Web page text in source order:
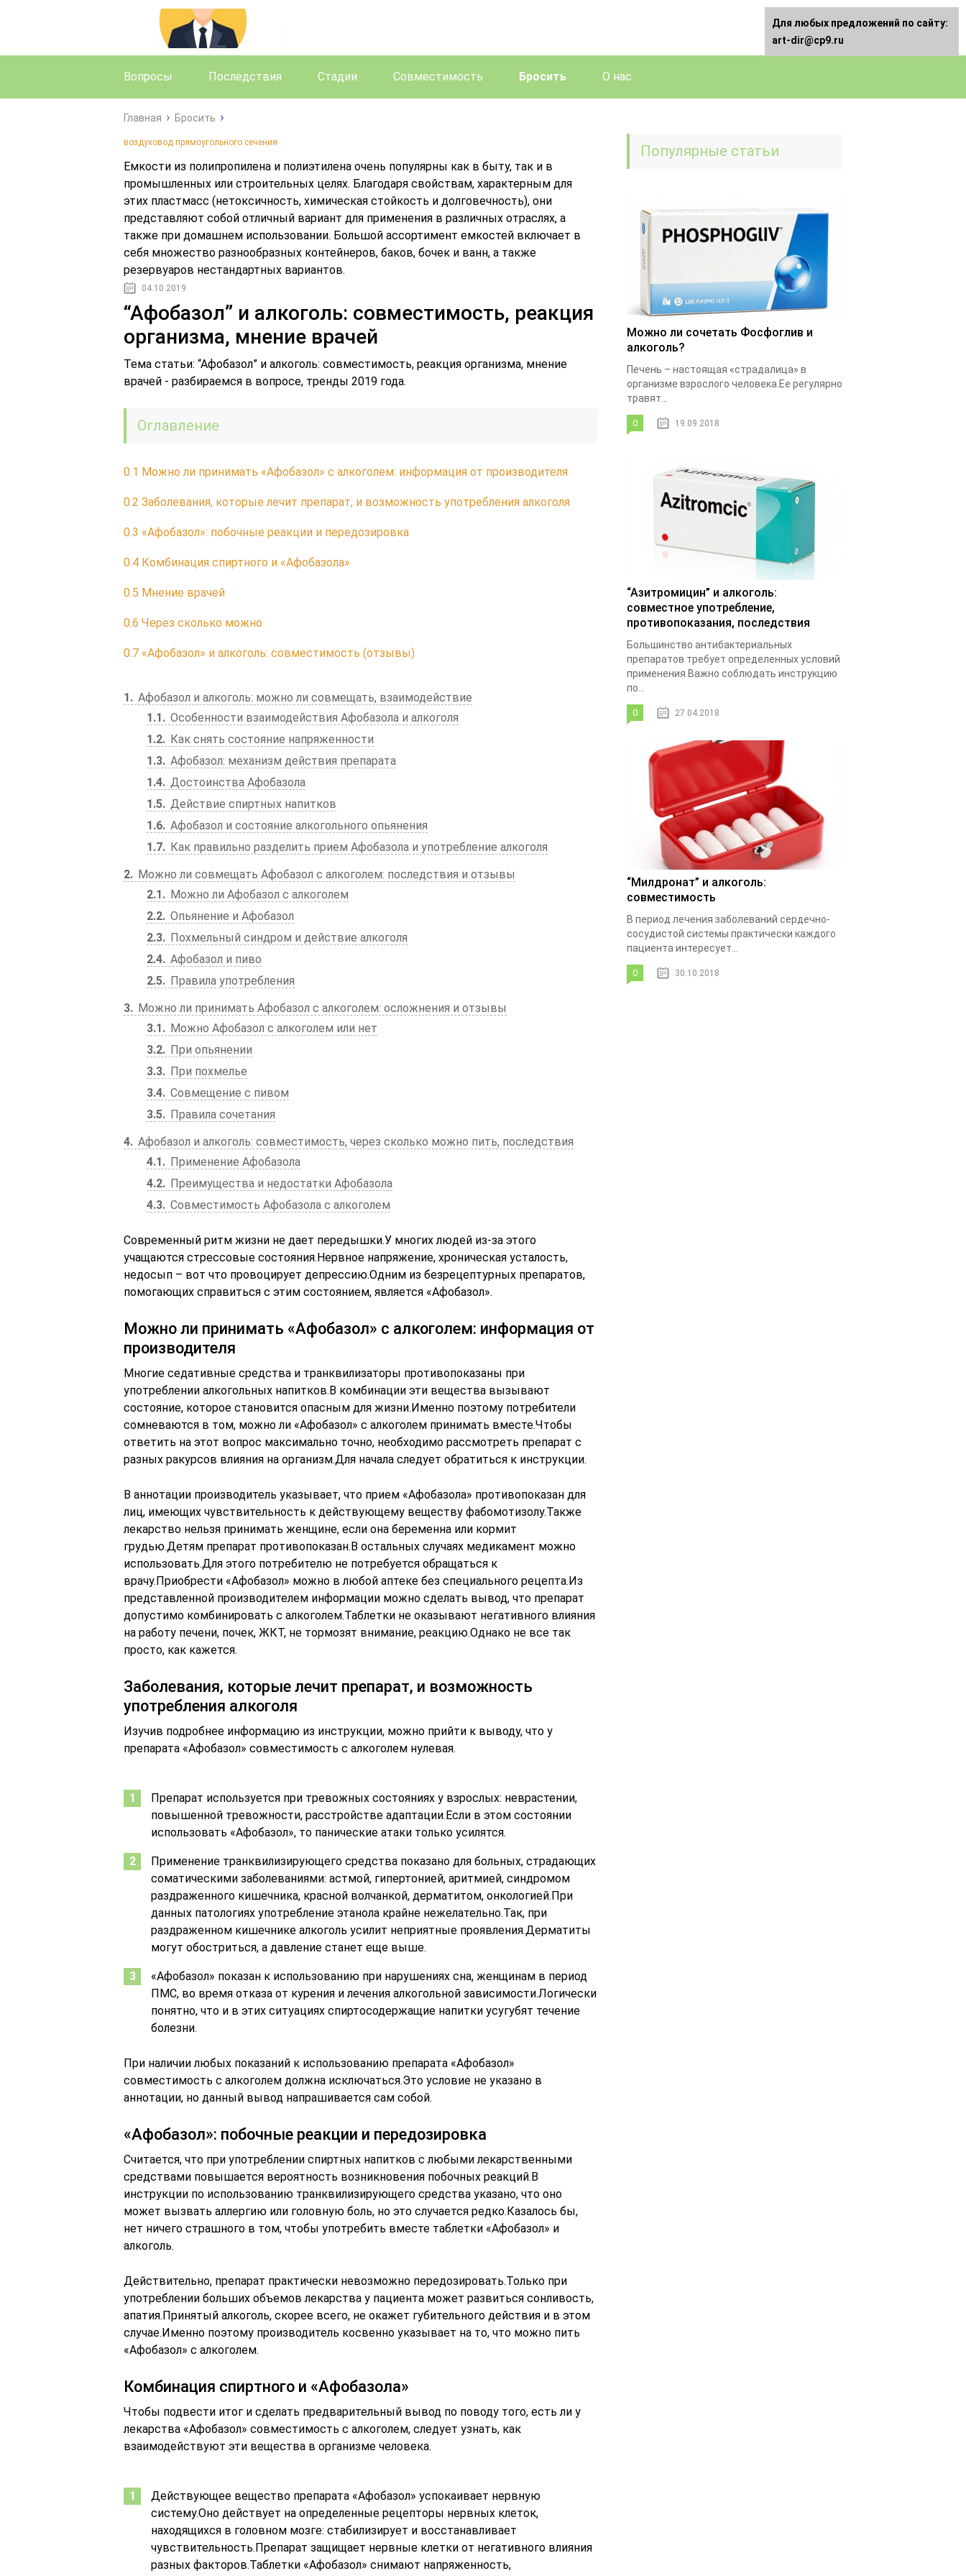
Вопросы Последствия Стадии Совместимость Бросить О нас
Главная Бросить
воздуховод прямоугольного сечения
Емкости из полипропилена и полиэтилена очень популярны как в быту, так и в
промышленных или строительных целях. Благодаря свойствам, характерным для
этих пластмасс (нетоксичность, химическая стойкость и долговечность), они
представляют собой отличный вариант для применения в различных отраслях, а
также при домашнем использовании. Большой ассортимент емкостей включает в
себя множество разнообразных контейнеров, баков, бочек и ванн, а также
резервуаров нестандартных вариантов.
04.10.2019
“Афобазол” и алкоголь: совместимость, реакция
организма, мнение врачей
Тема статьи: “Афобазол” и алкоголь: совместимость, реакция организма, мнение
врачей - разбираемся в вопросе, тренды 2019 года.
Оглавление
0.1 Можно ли принимать «Афобазол» с алкоголем: информация от производителя
0.2 Заболевания, которые лечит препарат, и возможность употребления алкоголя
0.3 «Афобазол»: побочные реакции и передозировка
0.4 Комбинация спиртного и «Афобазола»
0.5 Мнение врачей
0.6 Через сколько можно
0.7 «Афобазол» и алкоголь: совместимость (отзывы)
1
Афобазол и алкоголь: можно ли совмещать, взаимодействие
1.1
Особенности взаимодействия Афобазола и алкоголя
1.2
Как снять состояние напряженности
1.3 Афобазол: механизм действия препарата
1.4 Достоинства Афобазола
1.5 Действие спиртных напитков
1.6 Афобазол и состояние алкогольного опьянения
1.7
Как правильно разделить прием Афобазола и употребление алкоголя
2
Можно ли совмещать Афобазол с алкоголем: последствия и отзывы
2.1
Можно ли Афобазол с алкоголем
2.2 Опьянение и Афобазол
2.3
Похмельный синдром и действие алкоголя
2.4 Афобазол и пиво
2.5
Правила употребления
3
Можно ли принимать Афобазол с алкоголем: осложнения и отзывы
3.1
Можно Афобазол с алкоголем или нет
3.2
При опьянении
3.3
При похмелье
3.4 Совмещение с пивом
3.5
Правила сочетания
4 Афобазол и алкоголь: совместимость, через сколько можно пить, последствия
4.1
Применение Афобазола
4.2
Преимущества и недостатки Афобазола
4.3 Совместимость Афобазола с алкоголем
Современный ритм жизни не дает передышки.У многих людей из-за этого
учащаются стрессовые состояния.Нервное напряжение, хроническая усталость,
недосып – вот что провоцирует депрессию.Одним из безрецептурных препаратов,
помогающих справиться с этим состоянием, является «Афобазол».
Можно ли принимать «Афобазол» с алкоголем: информация от
производителя
Многие седативные средства и транквилизаторы противопоказаны при
употреблении алкогольных напитков.В комбинации эти вещества вызывают
состояние, которое становится опасным для жизни.Именно поэтому потребители
сомневаются в том, можно ли «Афобазол» с алкоголем принимать вместе.Чтобы
ответить на этот вопрос максимально точно, необходимо рассмотреть препарат с
разных ракурсов влияния на организм.Для начала следует обратиться к инструкции.
В аннотации производитель указывает, что прием «Афобазола» противопоказан для
лиц, имеющих чувствительность к действующему веществу фабомотизолу.Также
лекарство нельзя принимать женщине, если она беременна или кормит
грудью.Детям препарат противопоказан.В остальных случаях медикамент можно
использовать.Для этого потребителю не потребуется обращаться к
врачу.Приобрести «Афобазол» можно в любой аптеке без специального рецепта.Из
представленной производителем информации можно сделать вывод, что препарат
допустимо комбинировать с алкоголем.Таблетки не оказывают негативного влияния
на работу печени, почек, ЖКТ, не тормозят внимание, реакцию.Однако не все так
просто, как кажется.
Заболевания, которые лечит препарат, и возможность
употребления алкоголя
Изучив подробнее информацию из инструкции, можно прийти к выводу, что у
препарата «Афобазол» совместимость с алкоголем нулевая.
Препарат используется при тревожных состояниях у взрослых: неврастении,
повышенной тревожности, расстройстве адаптации.Если в этом состоянии
использовать «Афобазол», то панические атаки только усилятся.
Применение транквилизирующего средства показано для больных, страдающих
соматическими заболеваниями: астмой, гипертонией, аритмией, синдромом
раздраженного кишечника, красной волчанкой, дерматитом, онкологией.При
данных патологиях употребление этанола крайне нежелательно.Так, при
раздраженном кишечнике алкоголь усилит неприятные проявления.Дерматиты
могут обостриться, а давление станет еще выше.
«Афобазол» показан к использованию при нарушениях сна, женщинам в период
ПМС, во время отказа от курения и лечения алкогольной зависимости.Логически
понятно, что и в этих ситуациях спиртосодержащие напитки усугубят течение
болезни.
При наличии любых показаний к использованию препарата «Афобазол»
совместимость с алкоголем должна исключаться.Это условие не указано в
аннотации, но данный вывод напрашивается сам собой.
«Афобазол»: побочные реакции и передозировка
Считается, что при употреблении спиртных напитков с любыми лекарственными
средствами повышается вероятность возникновения побочных реакций.В
инструкции по использованию транквилизирующего средства указано, что оно
может вызвать аллергию или головную боль, но это случается редко.Казалось бы,
нет ничего страшного в том, чтобы употребить вместе таблетки «Афобазол» и
алкоголь.
Действительно, препарат практически невозможно передозировать.Только при
употреблении больших объемов лекарства у пациента может развиться сонливость,
апатия.Принятый алкоголь, скорее всего, не окажет губительного действия и в этом
случае.Именно поэтому производитель косвенно указывает на то, что можно пить
«Афобазол» с алкоголем.
Комбинация спиртного и «Афобазола»
Чтобы подвести итог и сделать предварительный вывод по поводу того, есть ли у
лекарства «Афобазол» совместимость с алкоголем, следует узнать, как
взаимодействуют эти вещества в организме человека.
Действующее вещество препарата «Афобазол» успокаивает нервную
систему.Оно действует на определенные рецепторы нервных клеток,
находящихся в головном мозге: стабилизирует и восстанавливает
чувствительность.Препарат защищает нервные клетки от негативного влияния
разных факторов.Таблетки «Афобазол» снимают напряженность,
Популярные статьи
Можно ли сочетать Фосфоглив и
алкоголь?
Печень – настоящая «страдалица» в
организме взрослого человека.Ее регулярно
травят...
0 19.09.2018
“Азитромицин” и алкоголь:
совместное употребление,
противопоказания, последствия
Большинство антибактериальных
препаратов требует определенных условий
применения.Важно соблюдать инструкцию
по...
0 27.04.2018
“Милдронат” и алкоголь:
совместимость
В период лечения заболеваний сердечно-
сосудистой системы практически каждого
пациента интересует...
0 30.10.2018
Для любых предложений по сайту:
art-dir@cp9.ru